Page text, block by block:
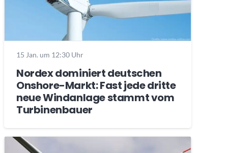
15 Jan. um 12:30 Uhr
Nordex dominiert deutschen
Onshore-Markt: Fast jede dritte
neue Windanlage stammt vom
Turbinenbauer